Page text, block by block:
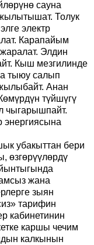
сауна
Толук
электр
Карапайым
Элдин
Кыш мезгилинде
тыюу салып
Анан
түйшүгү
чыгарышпайт.
энергиясына
убакыттан бери
өзгөрүүлөрдү
жана
зыян
тарифин
кабинетинин
каршы чечим
калкынын